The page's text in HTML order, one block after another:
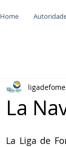
Home
La
La Liga de